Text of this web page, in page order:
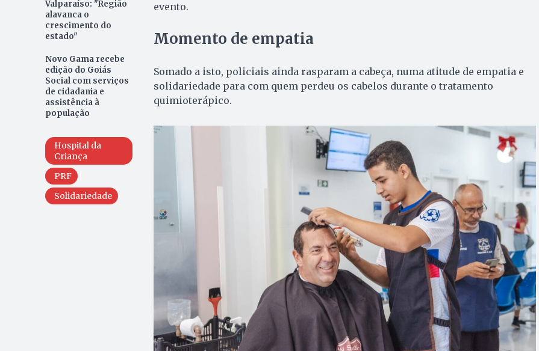
Valparaíso: "Região
alavanca o
crescimento do
estado"
Novo Gama recebe
edição do Goiás
Social com serviços
de cidadania e
assistência à
população
Hospital da
Criança
PRF
Solidariedade
evento.
Momento de empatia
Somado a isto, policiais ainda rasparam a cabeça, numa atitude de empatia e
solidariedade para com quem perdeu os cabelos durante o tratamento
quimioterápico.